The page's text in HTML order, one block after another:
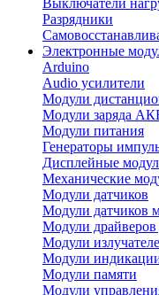
Выключатели
Разрядники
Электронные
Arduino
Audio усилители
Модули
Модули заряда
Модули питания
Генераторы
Дисплейные
Механические
Модули датчиков
Модули датчиков
Модули драйверов
Модули
Модули
Модули памяти
Модули